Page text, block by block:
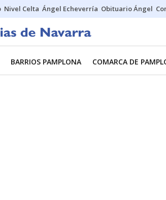
Nivel Celta Ángel Echeverría Obituario Ángel
BARRIOS PAMPLONA COMARCA DE